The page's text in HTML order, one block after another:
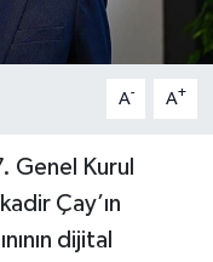
A- A+
Genel Kurul
Çay’ın
dijital